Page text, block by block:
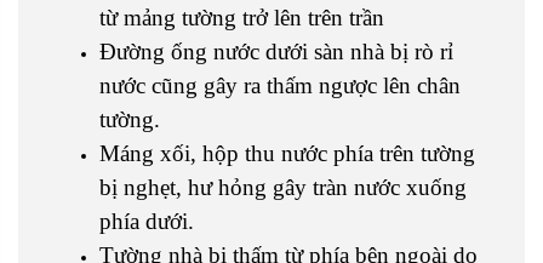
từ mảng tường trở lên trên trần
Đường ống nước dưới sàn nhà bị rò rỉ
nước cũng gây ra thấm ngược lên chân
tường.
Máng xối, hộp thu nước phía trên tường
bị nghẹt, hư hỏng gây tràn nước xuống
phía dưới.
Tường nhà bị thấm từ phía bên ngoài do